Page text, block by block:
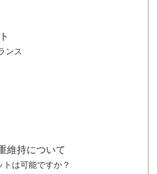
ンス
維持について
は可能ですか？